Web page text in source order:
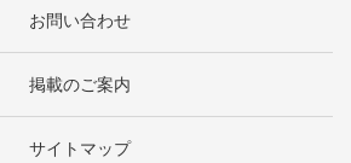
お問い合わせ
掲載のご案内
サイトマップ